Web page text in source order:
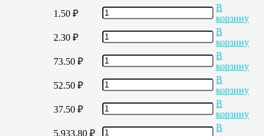
1.50 ₽
В
корзину
2.30 ₽
В
корзину
73.50 ₽
В
корзину
52.50 ₽
В
корзину
37.50 ₽
В
корзину
5,933.80 ₽
В